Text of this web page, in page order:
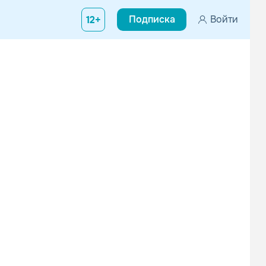
12+ Подписка Войти
танцевальной музыки по всему миру, родился 7